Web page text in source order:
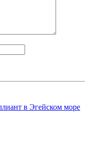
в Эгейском море